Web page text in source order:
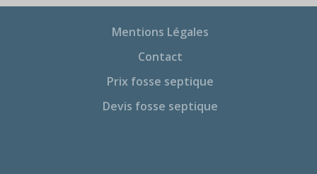
Mentions Légales
Contact
Prix fosse septique
Devis fosse septique